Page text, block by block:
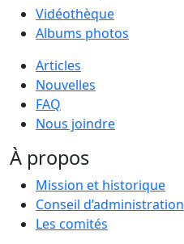
Vidéothèque
Albums photos
Articles
Nouvelles
FAQ
Nous joindre
À propos
Mission et historique
Conseil d’administration
Les comités